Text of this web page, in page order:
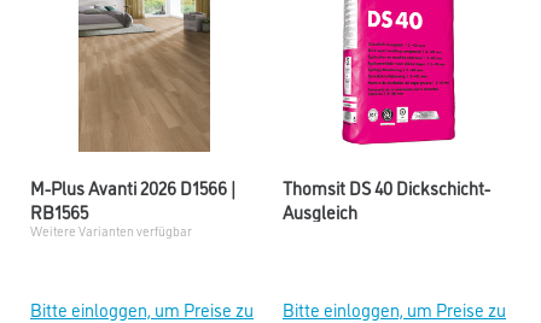
M-Plus Avanti 2026 D1566 |
RB1565
Weitere Varianten verfügbar
Bitte einloggen, um Preise zu
Thomsit DS 40 Dickschicht-
Ausgleich
Bitte einloggen, um Preise zu